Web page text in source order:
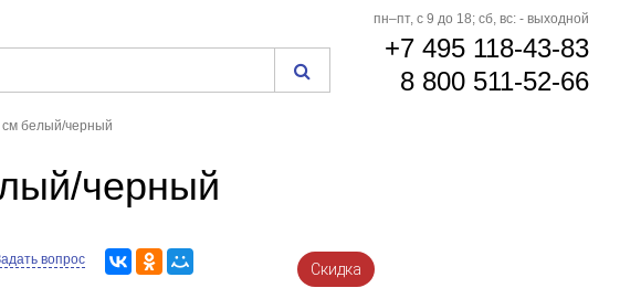
пн–пт, с 9 до 18; сб, вс: - выходной
+7 495 118-43-83
8 800 511-52-66
см белый/черный
черный
вопрос
Скидка